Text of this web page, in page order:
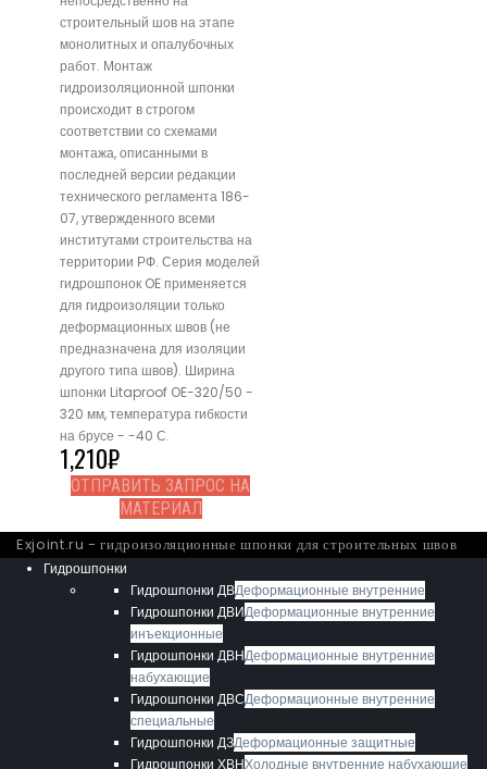
строительный шов на этапе
монолитных и опалубочных
работ. Монтаж
гидроизоляционной шпонки
происходит в строгом
соответствии со схемами
монтажа, описанными в
последней версии редакции
технического регламента 186-
07, утвержденного всеми
институтами строительства на
территории РФ. Серия моделей
гидрошпонок OE применяется
для гидроизоляции только
деформационных швов (не
предназначена для изоляции
другого типа швов). Ширина
шпонки Litaproof OE-320/50 -
320 мм, температура гибкости
на брусе - -40 С.
1,210₽
ОТПРАВИТЬ ЗАПРОС НА
МАТЕРИАЛ
Exjoint.ru - гидроизоляционные шпонки для строительных швов
Гидрошпонки
Гидрошпонки ДВДеформационные внутренние
Гидрошпонки ДВИДеформационные внутренние
инъекционные
Гидрошпонки ДВНДеформационные внутренние
набухающие
Гидрошпонки ДВСДеформационные внутренние
специальные
Гидрошпонки ДЗДеформационные защитные
Гидрошпонки ХВНХолодные внутренние набухающие